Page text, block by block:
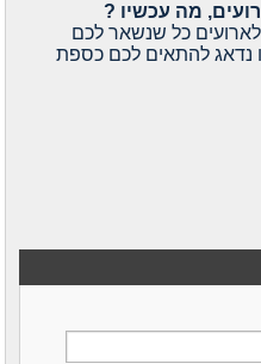
מה עכשיו ?
כל שנשאר לכם
נדאג להתאים לכם כספת